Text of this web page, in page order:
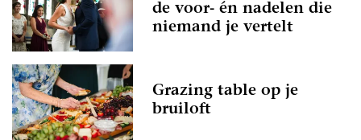
de voor- én nadelen die
niemand je vertelt
Grazing table op je
bruiloft